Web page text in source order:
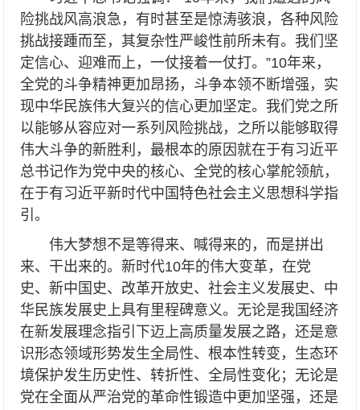
险挑战风高浪急，有时甚至是惊涛骇浪，各种风险
挑战接踵而至，其复杂性严峻性前所未有。我们坚
定信心、迎难而上，一仗接着一仗打。”10年来，
全党的斗争精神更加昂扬，斗争本领不断增强，实
现中华民族伟大复兴的信心更加坚定。我们党之所
以能够从容应对一系列风险挑战，之所以能够取得
伟大斗争的新胜利，最根本的原因就在于有习近平
总书记作为党中央的核心、全党的核心掌舵领航，
在于有习近平新时代中国特色社会主义思想科学指
引。
伟大梦想不是等得来、喊得来的，而是拼出
来、干出来的。新时代10年的伟大变革，在党
史、新中国史、改革开放史、社会主义发展史、中
华民族发展史上具有里程碑意义。无论是我国经济
在新发展理念指引下迈上高质量发展之路，还是意
识形态领域形势发生全局性、根本性转变，生态环
境保护发生历史性、转折性、全局性变化；无论是
党在全面从严治党的革命性锻造中更加坚强，还是